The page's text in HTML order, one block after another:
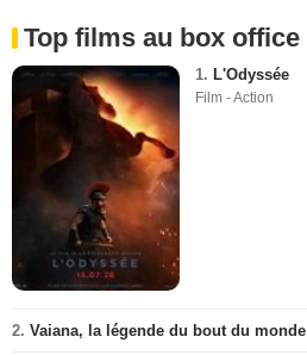
Top films au box office
1. L'Odyssée
Film - Action
2. Vaiana, la légende du bout du monde